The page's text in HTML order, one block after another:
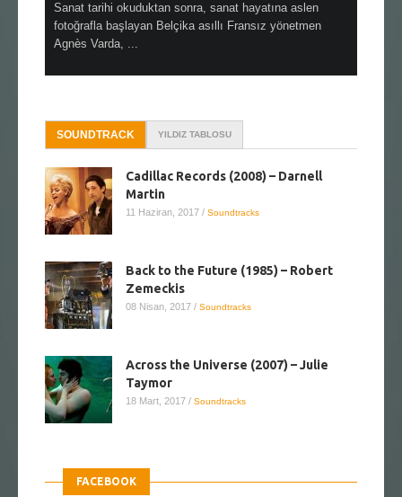
Sanat tarihi okuduktan sonra, sanat hayatına aslen
fotoğrafla başlayan Belçika asıllı Fransız yönetmen
Agnès Varda, ...
SOUNDTRACK YILDIZ TABLOSU
Cadillac Records (2008) – Darnell
Martin
11 Haziran, 2017 / Soundtracks
Back to the Future (1985) – Robert
Zemeckis
08 Nisan, 2017 / Soundtracks
Across the Universe (2007) – Julie
Taymor
18 Mart, 2017 / Soundtracks
FACEBOOK